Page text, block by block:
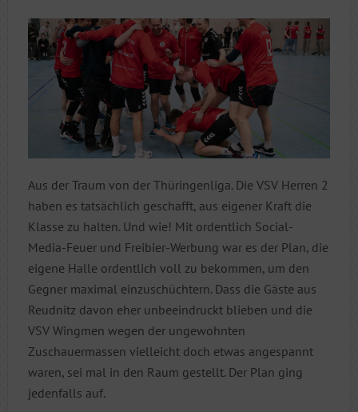
Aus der Traum von der Thüringenliga. Die VSV Herren 2
haben es tatsächlich geschafft, aus eigener Kraft die
Klasse zu halten. Und wie! Mit ordentlich Social-
Media-Feuer und Freibier-Werbung war es der Plan, die
eigene Halle ordentlich voll zu bekommen, um den
Gegner maximal einzuschüchtern. Dass die Gäste aus
Reudnitz davon eher unbeeindruckt blieben und die
VSV Wingmen wegen der ungewohnten
Zuschauermassen vielleicht doch etwas angespannt
waren, sei mal in den Raum gestellt. Der Plan ging
jedenfalls auf.